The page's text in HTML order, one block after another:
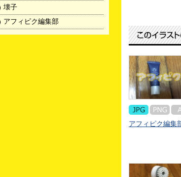
アフィピク編集
壊子
アフィピク編集部